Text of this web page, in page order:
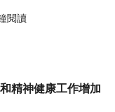
閱讀
精神健康工作增加